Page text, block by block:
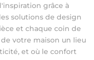
grâce à
solutions de design
et chaque coin de
votre maison un lieu
et où le confort